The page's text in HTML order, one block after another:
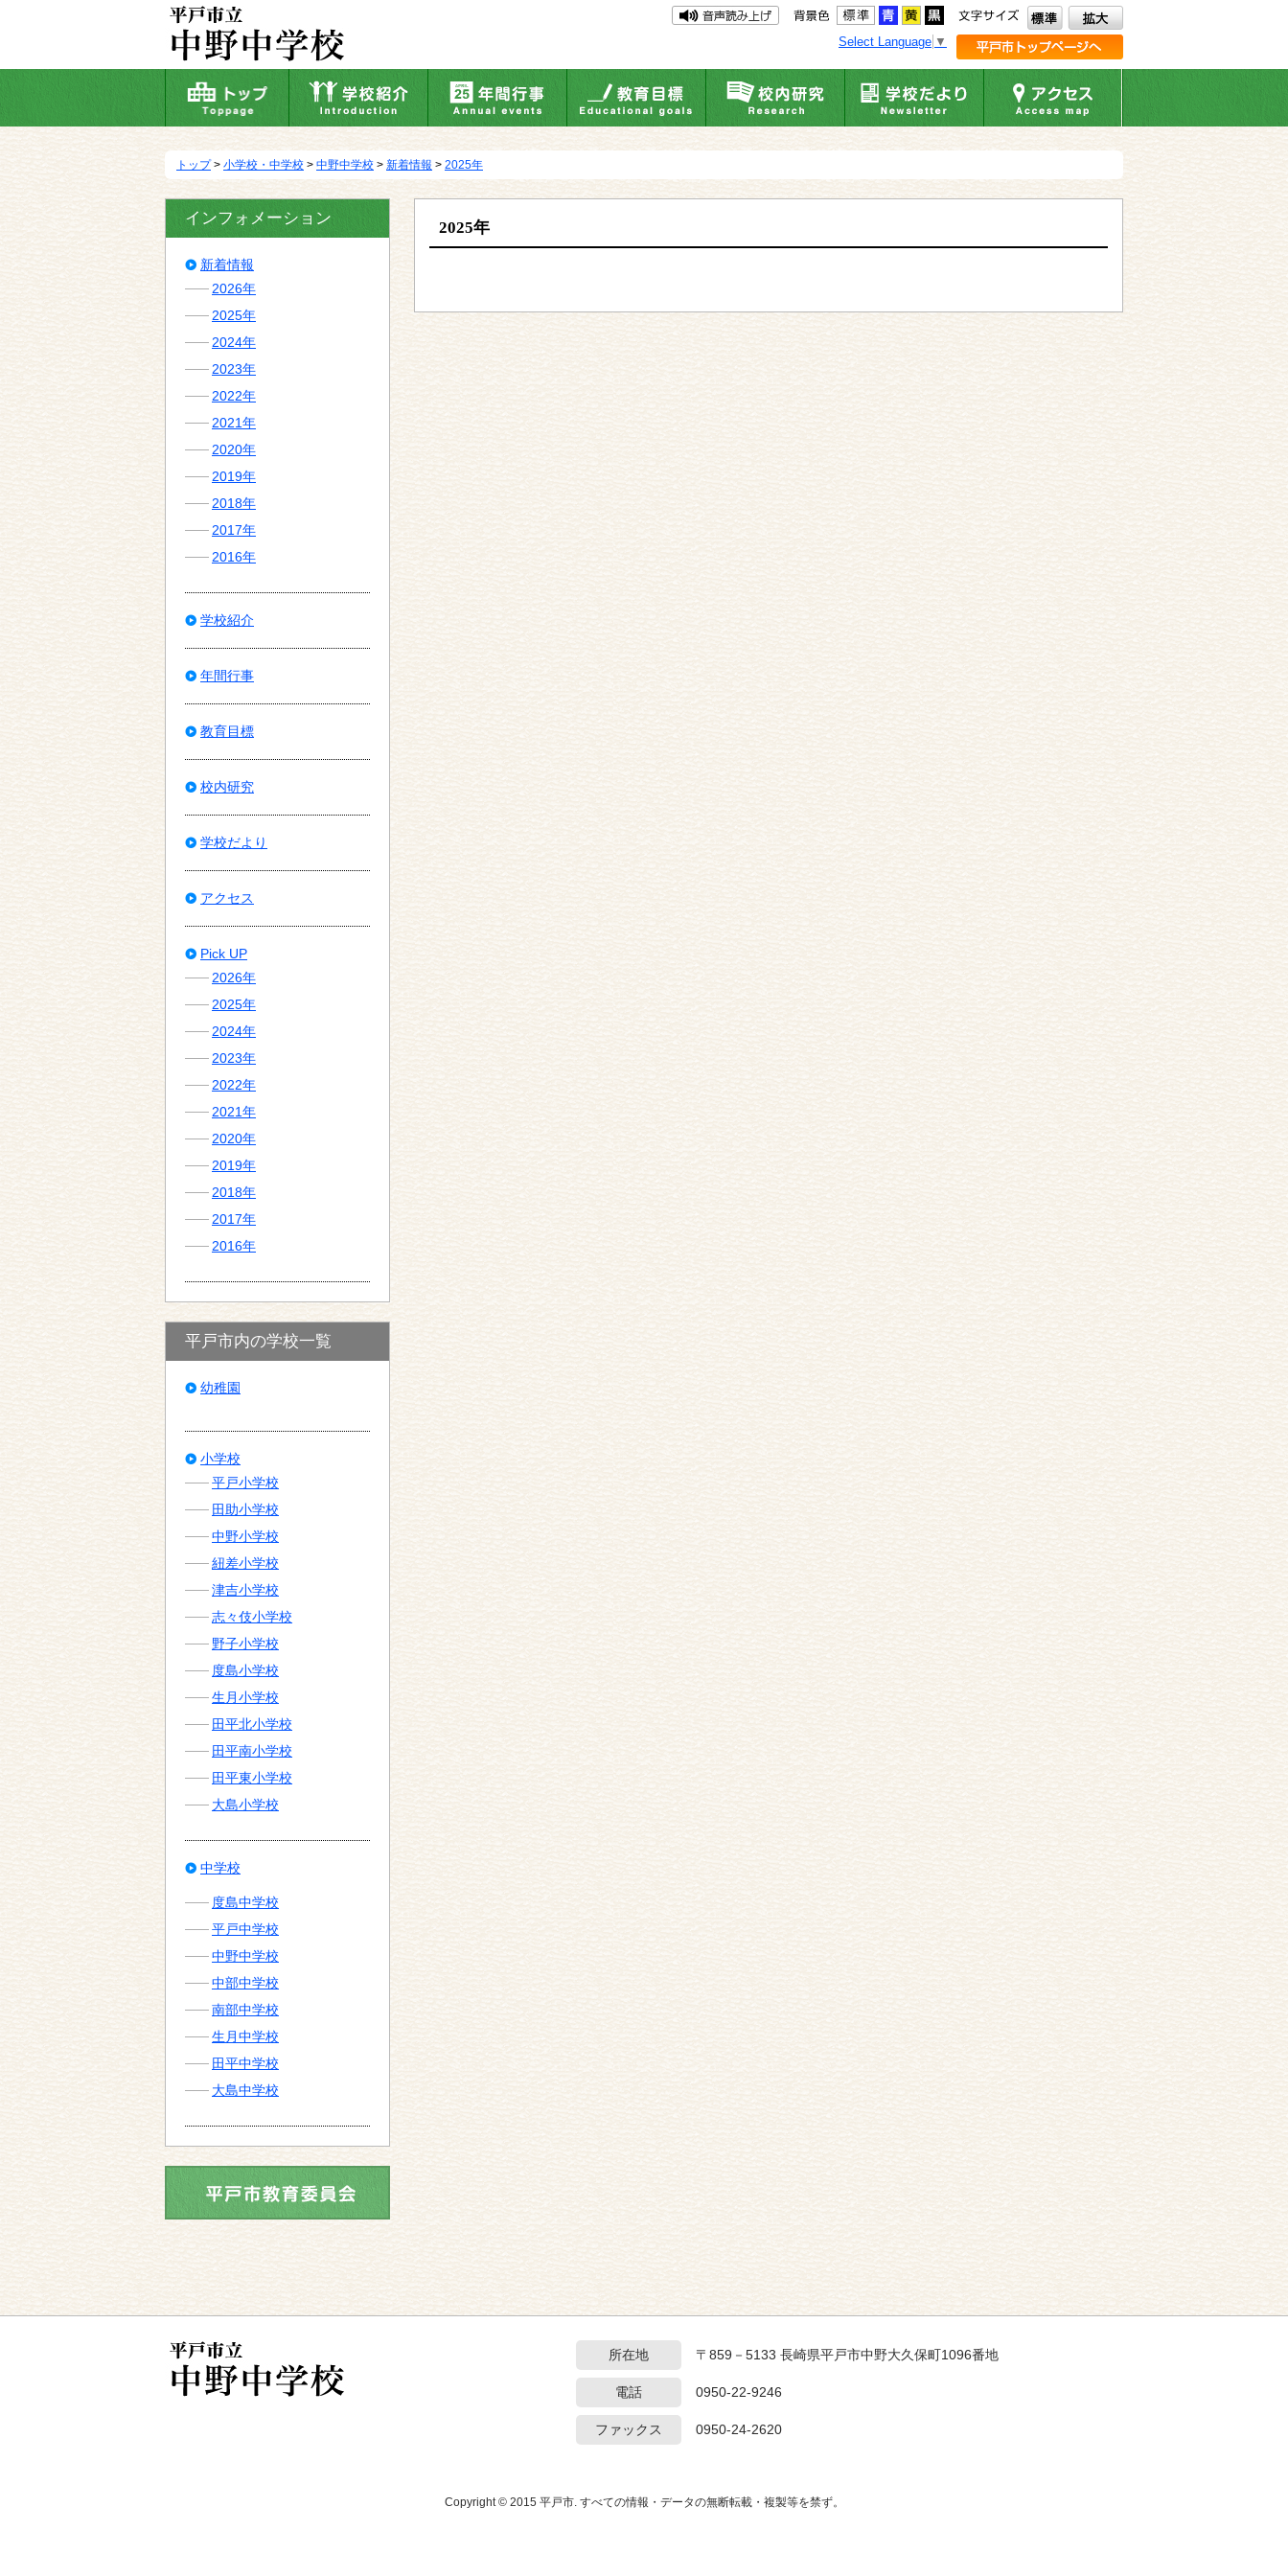
動
Select Language ▼
トップ> 小学校・中学校 > 中野中学校 > 新着情報 > 2025年
2025年
インフォメーション
新着情報
2026年
2025年
2024年
2023年
2022年
2021年
2020年
2019年
2018年
2017年
2016年
学校紹介
年間行事
教育目標
校内研究
学校だより
アクセス
Pick UP
2026年
2025年
2024年
2023年
2022年
2021年
2020年
2019年
2018年
2017年
2016年
平戸市内の学校一覧
幼稚園
小学校
平戸小学校
田助小学校
中野小学校
紐差小学校
津吉小学校
志々伎小学校
野子小学校
度島小学校
生月小学校
田平北小学校
田平南小学校
田平東小学校
大島小学校
中学校
度島中学校
平戸中学校
中野中学校
中部中学校
南部中学校
生月中学校
田平中学校
大島中学校
所在地 〒859－5133 長崎県平戸市中野大久保町1096番地
電話 0950-22-9246
ファックス 0950-24-2620
Copyright © 2015 平戸市. すべての情報・データの無断転載・複製等を禁ず。